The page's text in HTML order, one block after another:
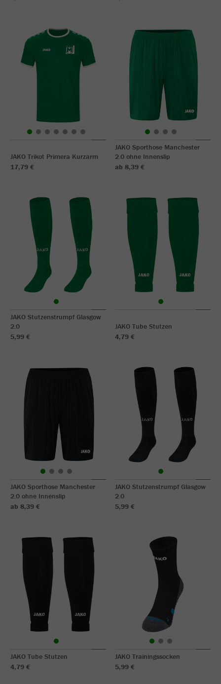
JAKO Trikot Primera Kurzarm
17,79 €
JAKO Sporthose Manchester
2.0 ohne Innenslip
ab 8,39 €
JAKO Stutzenstrumpf Glasgow
2.0
5,99 €
JAKO Tube Stutzen
4,79 €
JAKO Sporthose Manchester
2.0 ohne Innenslip
ab 8,39 €
JAKO Stutzenstrumpf Glasgow
2.0
5,99 €
JAKO Tube Stutzen
4,79 €
JAKO Trainingssocken
5,99 €